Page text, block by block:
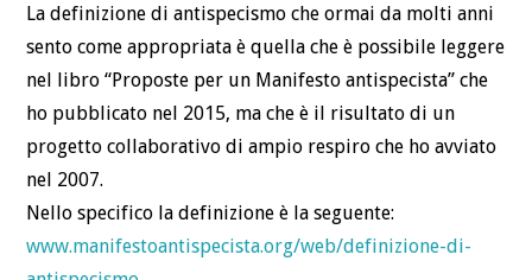
La definizione di antispecismo che ormai da molti anni
sento come appropriata è quella che è possibile leggere
nel libro “Proposte per un Manifesto antispecista” che
ho pubblicato nel 2015, ma che è il risultato di un
progetto collaborativo di ampio respiro che ho avviato
nel 2007.
Nello specifico la definizione è la seguente:
www.manifestoantispecista.org/web/definizione-di-